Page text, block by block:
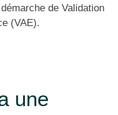
de Validation
(VAE).
une